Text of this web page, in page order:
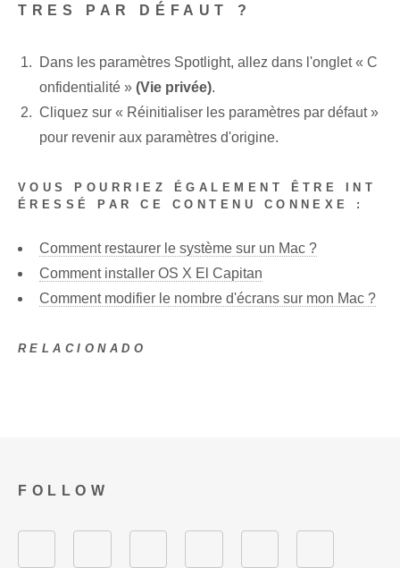
TRES PAR DÉFAUT ?
Dans les paramètres Spotlight, allez dans l'onglet « C
onfidentialité » (Vie privée).
Cliquez sur « Réinitialiser les paramètres par défaut »
pour revenir aux paramètres d'origine.
VOUS POURRIEZ ÉGALEMENT ÊTRE INT
ÉRESSÉ PAR CE CONTENU CONNEXE :
Comment restaurer le système sur un Mac ?
Comment installer OS X El Capitan
Comment modifier le nombre d'écrans sur mon Mac ?
RELACIONADO
FOLLOW